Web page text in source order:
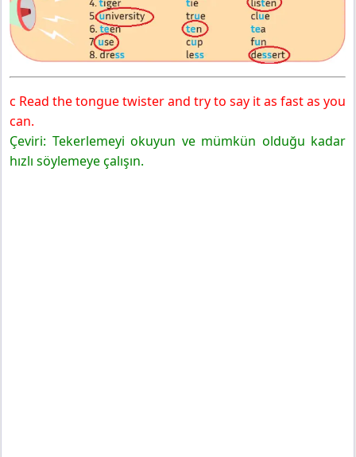
c Read the tongue twister and try to say it as fast as you
can.
Çeviri: Tekerlemeyi okuyun ve mümkün olduğu kadar
hızlı söylemeye çalışın.